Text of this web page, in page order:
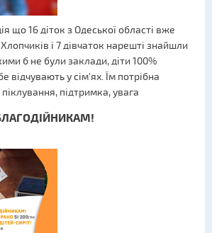
що 16 діток з Одеської області вже
і 7 дівчаток нарешті знайшли
б не були заклади, діти 100%
відчувають у сім'ях. Їм потрібна
підтримка, увага